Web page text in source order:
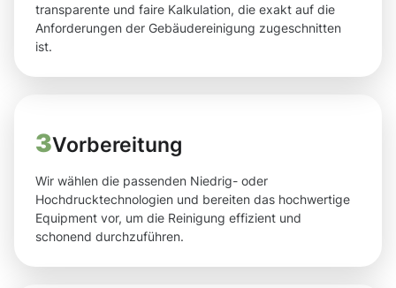
transparente und faire Kalkulation, die exakt auf die
Anforderungen der Gebäudereinigung zugeschnitten
ist.
3Vorbereitung
Wir wählen die passenden Niedrig- oder
Hochdrucktechnologien und bereiten das hochwertige
Equipment vor, um die Reinigung effizient und
schonend durchzuführen.